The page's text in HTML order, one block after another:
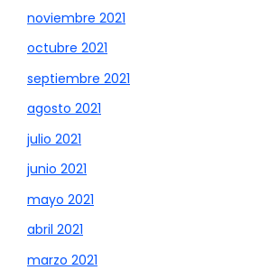
noviembre 2021
octubre 2021
septiembre 2021
agosto 2021
julio 2021
junio 2021
mayo 2021
abril 2021
marzo 2021